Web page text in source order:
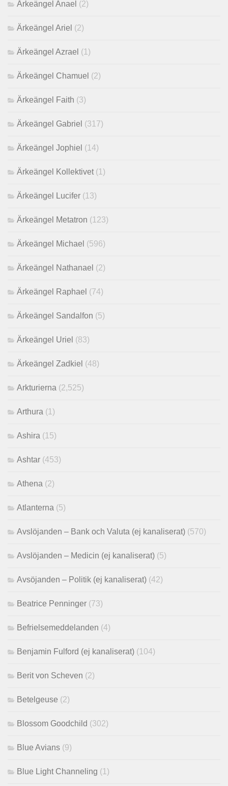
Ärkeängel Anael (2)
Ärkeängel Ariel (2)
Ärkeängel Azrael (1)
Ärkeängel Chamuel (2)
Ärkeängel Faith (3)
Ärkeängel Gabriel (317)
Ärkeängel Jophiel (14)
Ärkeängel Kollektivet (1)
Ärkeängel Lucifer (13)
Ärkeängel Metatron (123)
Ärkeängel Michael (596)
Ärkeängel Nathanael (2)
Ärkeängel Raphael (74)
Ärkeängel Sandalfon (5)
Ärkeängel Uriel (83)
Ärkeängel Zadkiel (48)
Arkturierna (2,525)
Arthura (1)
Ashira (15)
Ashtar (453)
Athena (2)
Atlanterna (5)
Avslöjanden – Bank och Valuta (ej kanaliserat) (570)
Avslöjanden – Medicin (ej kanaliserat) (5)
Avsöjanden – Politik (ej kanaliserat) (42)
Beatrice Penninger (73)
Befrielsemeddelanden (4)
Benjamin Fulford (ej kanaliserat) (104)
Berit von Scheven (2)
Betelgeuse (2)
Blossom Goodchild (302)
Blue Avians (9)
Blue Light Channeling (1)